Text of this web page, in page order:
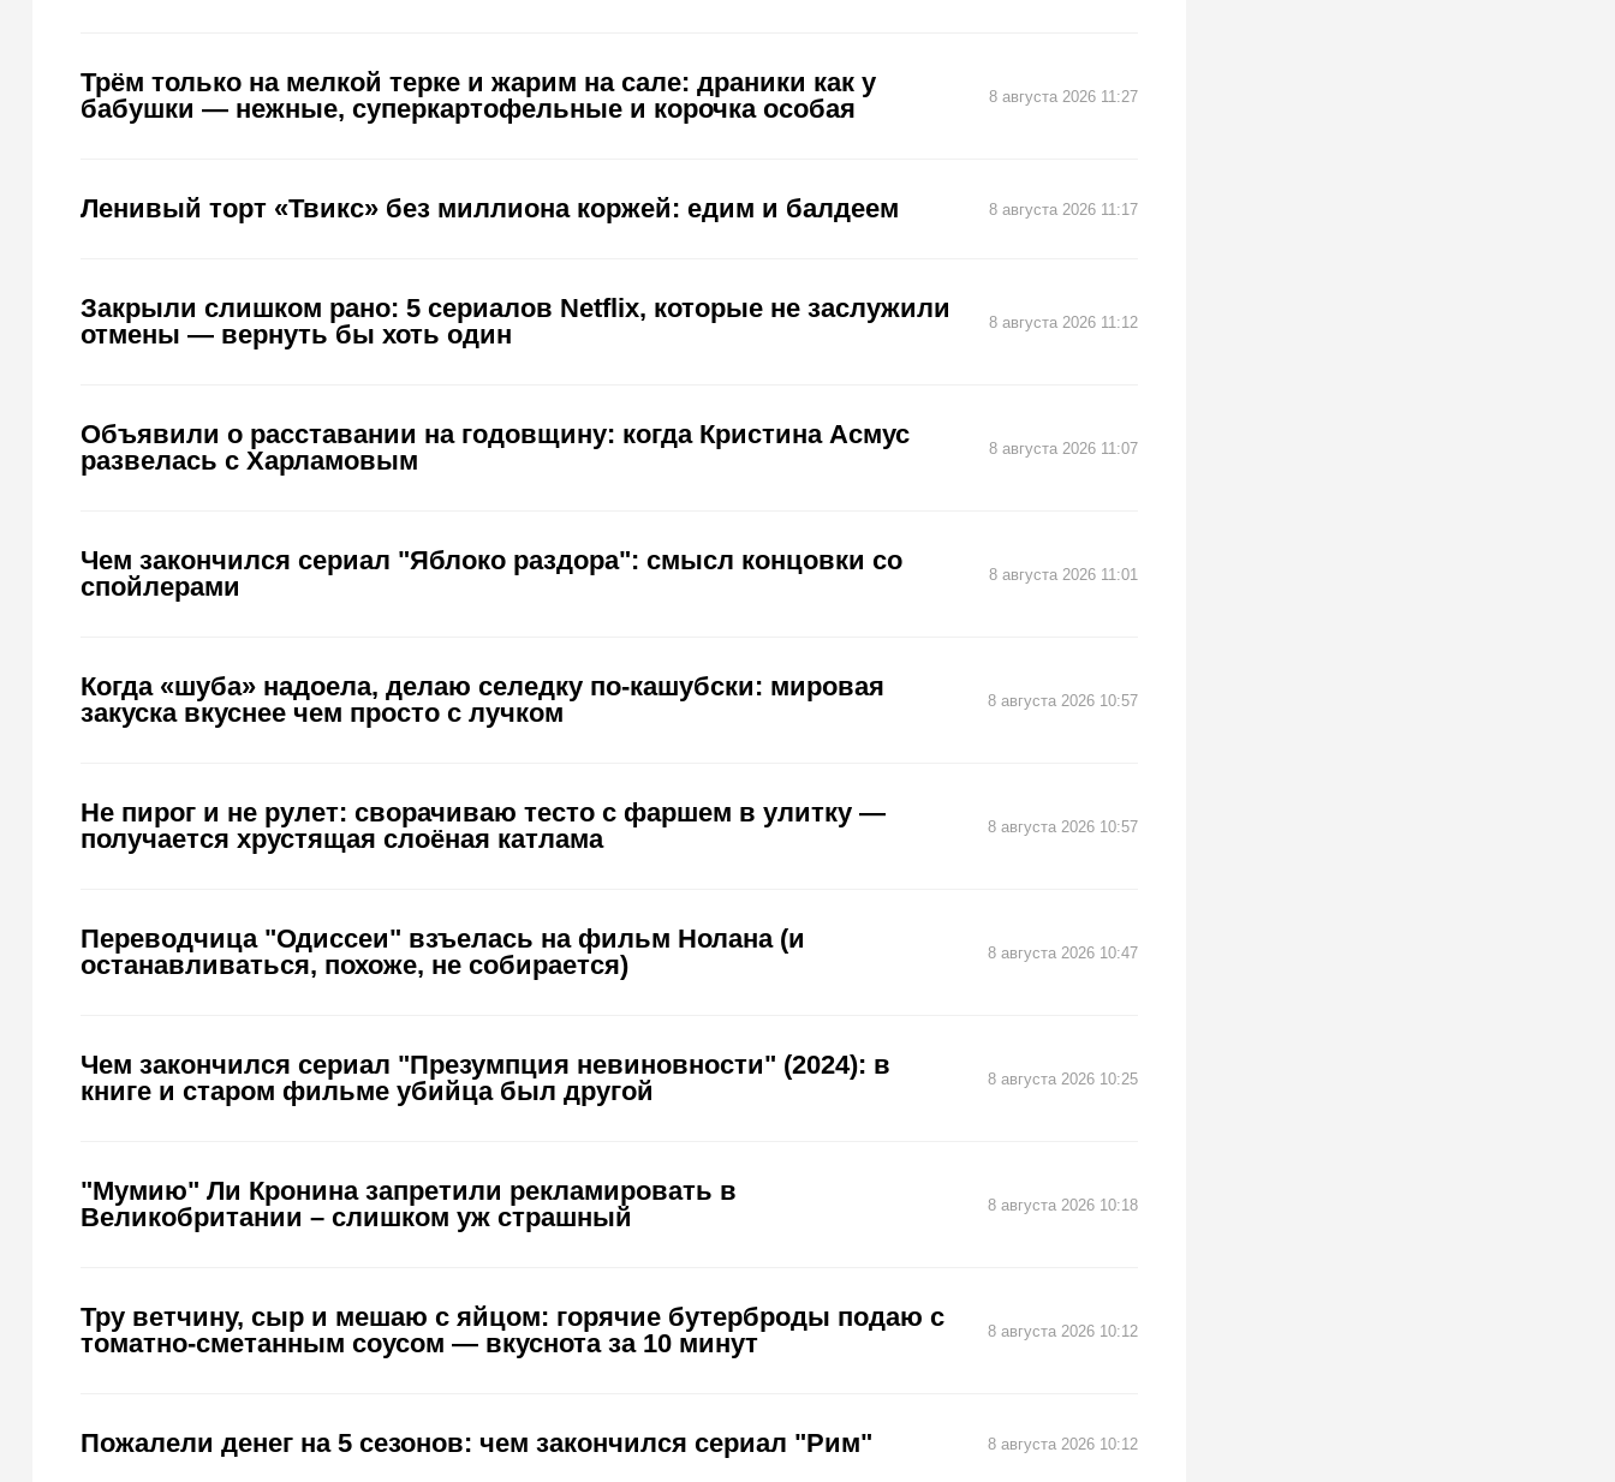
Трём только на мелкой терке и жарим на сале: драники как у
бабушки — нежные, суперкартофельные и корочка особая
8 августа 2026 11:27
Ленивый торт «Твикс» без миллиона коржей: едим и балдеем 8 августа 2026 11:17
Закрыли слишком рано: 5 сериалов Netflix, которые не заслужили
отмены — вернуть бы хоть один
8 августа 2026 11:12
Объявили о расставании на годовщину: когда Кристина Асмус
развелась с Харламовым
8 августа 2026 11:07
Чем закончился сериал "Яблоко раздора": смысл концовки со
спойлерами
8 августа 2026 11:01
Когда «шуба» надоела, делаю селедку по-кашубски: мировая
закуска вкуснее чем просто с лучком
8 августа 2026 10:57
Не пирог и не рулет: сворачиваю тесто с фаршем в улитку —
получается хрустящая слоёная катлама
8 августа 2026 10:57
Переводчица "Одиссеи" взъелась на фильм Нолана (и
останавливаться, похоже, не собирается)
8 августа 2026 10:47
Чем закончился сериал "Презумпция невиновности" (2024): в
книге и старом фильме убийца был другой
8 августа 2026 10:25
"Мумию" Ли Кронина запретили рекламировать в
Великобритании – слишком уж страшный
8 августа 2026 10:18
Тру ветчину, сыр и мешаю с яйцом: горячие бутерброды подаю с
томатно-сметанным соусом — вкуснота за 10 минут
8 августа 2026 10:12
Пожалели денег на 5 сезонов: чем закончился сериал "Рим" 8 августа 2026 10:12